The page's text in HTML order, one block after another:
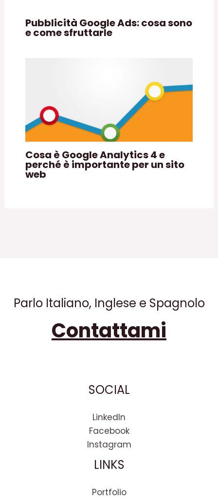
Pubblicità Google Ads: cosa sono
e come sfruttarle
Cosa è Google Analytics 4 e
perché è importante per un sito
web
Parlo Italiano, Inglese e Spagnolo
Contattami
SOCIAL
LinkedIn
Facebook
Instagram
LINKS
Portfolio